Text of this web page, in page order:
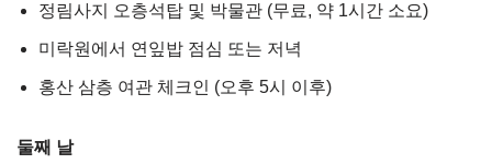
정림사지 오층석탑 및 박물관 (무료, 약 1시간 소요)
미락원에서 연잎밥 점심 또는 저녁
홍산 삼층 여관 체크인 (오후 5시 이후)
둘째 날